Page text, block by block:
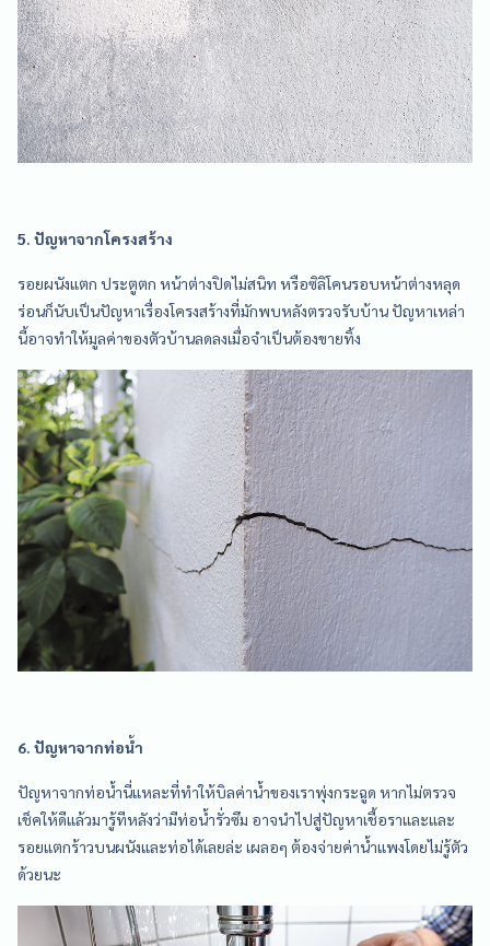
5. ปัญหาจากโครงสร้าง
รอยผนังแตก ประตูตก หน้าต่างปิดไม่สนิท หรือซิลิโคนรอบหน้าต่างหลุด
ร่อนก็นับเป็นปัญหาเรื่องโครงสร้างที่มักพบหลังตรวจรับบ้าน ปัญหาเหล่า
นี้อาจทำให้มูลค่าของตัวบ้านลดลงเมื่อจำเป็นต้องขายทิ้ง
6. ปัญหาจากท่อน้ำ
ปัญหาจากท่อน้ำนี่แหละที่ทำให้บิลค่าน้ำของเราพุ่งกระฉูด หากไม่ตรวจ
เช็คให้ดีแล้วมารู้ทีหลังว่ามีท่อน้ำรั่วซึม อาจนำไปสู่ปัญหาเชื้อราและและ
รอยแตกร้าวบนผนังและท่อได้เลยล่ะ เผลอๆ ต้องจ่ายค่าน้ำแพงโดยไม่รู้ตัว
ด้วยนะ